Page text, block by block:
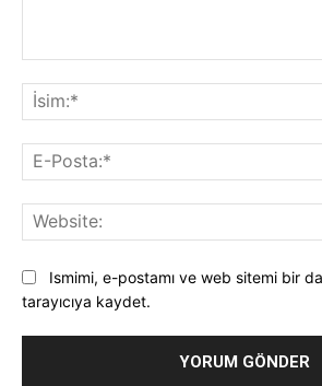
Ismimi, e-postamı ve web sitemi bir
tarayıcıya kaydet.